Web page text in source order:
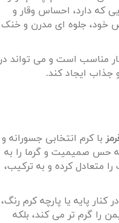
که دارد، احساس وقار و
خود، جلوه ای مدرن و خنک
مناسب است و می تواند در
ایجاد کند.
با کرم انتخابی جسورانه و
که حس صمیمیت و گرما را به
متعادل کرده و به ترکیب،
پایه یا پارچه کرم رنگ،
را گرم تر می کند، بلکه